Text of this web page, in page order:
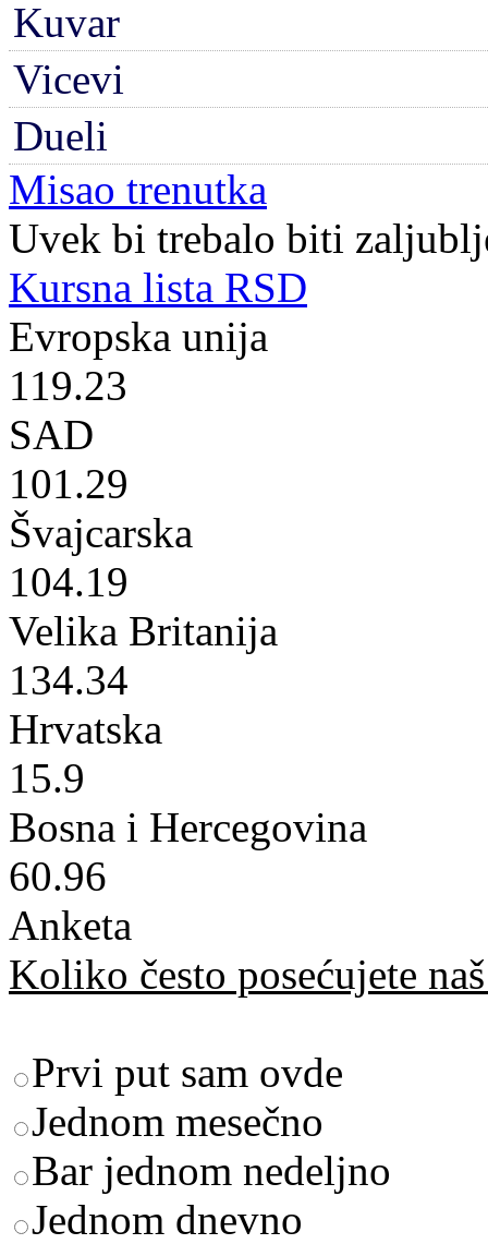
Kuvar
Vicevi
Dueli
Misao trenutka
Uvek bi trebalo biti
Kursna lista RSD
Evropska unija
119.23
SAD
101.29
Švajcarska
104.19
Velika Britanija
134.34
Hrvatska
15.9
Bosna i Hercegovina
60.96
Anketa
Koliko često posećujete
Prvi put sam ovde
Jednom mesečno
Bar jednom nedeljno
Jednom dnevno